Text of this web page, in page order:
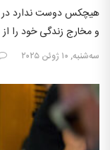
هیچکس دوست ندارد در
و مخارج زندگی خود را
سه‌شنبه, ۱۰ ژوئن ۲۰۲۵